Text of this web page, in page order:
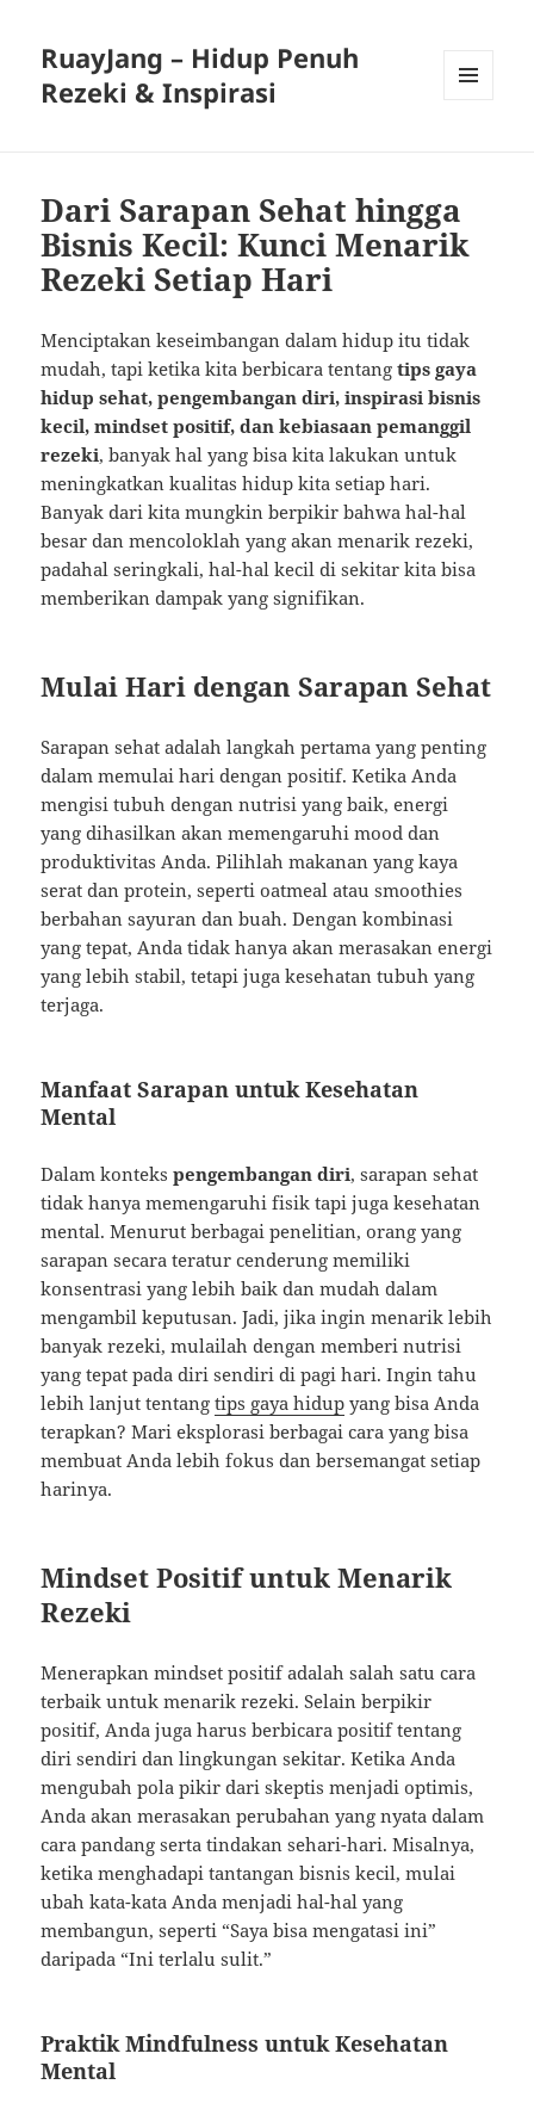
RuayJang – Hidup Penuh
Rezeki & Inspirasi
Dari Sarapan Sehat hingga
Bisnis Kecil: Kunci Menarik
Rezeki Setiap Hari
Menciptakan keseimbangan dalam hidup itu tidak
mudah, tapi ketika kita berbicara tentangtips gaya
hidup sehat, pengembangan diri, inspirasi bisnis
kecil, mindset positif, dan kebiasaan pemanggil
rezeki, banyak hal yang bisa kita lakukan untuk
meningkatkan kualitas hidup kita setiap hari.
Banyak dari kita mungkin berpikir bahwa hal-hal
besar dan mencoloklah yang akan menarik rezeki,
padahal seringkali, hal-hal kecil di sekitar kita bisa
memberikan dampak yang signifikan.
Mulai Hari dengan Sarapan Sehat
Sarapan sehat adalah langkah pertama yang penting
dalam memulai hari dengan positif. Ketika Anda
mengisi tubuh dengan nutrisi yang baik, energi
yang dihasilkan akan memengaruhi mood dan
produktivitas Anda. Pilihlah makanan yang kaya
serat dan protein, seperti oatmeal atau smoothies
berbahan sayuran dan buah. Dengan kombinasi
yang tepat, Anda tidak hanya akan merasakan energi
yang lebih stabil, tetapi juga kesehatan tubuh yang
terjaga.
Manfaat Sarapan untuk Kesehatan
Mental
Dalam kontekspengembangan diri, sarapan sehat
tidak hanya memengaruhi fisik tapi juga kesehatan
mental. Menurut berbagai penelitian, orang yang
sarapan secara teratur cenderung memiliki
konsentrasi yang lebih baik dan mudah dalam
mengambil keputusan. Jadi, jika ingin menarik lebih
banyak rezeki, mulailah dengan memberi nutrisi
yang tepat pada diri sendiri di pagi hari. Ingin tahu
lebih lanjut tentangtips gaya hidup yang bisa Anda
terapkan? Mari eksplorasi berbagai cara yang bisa
membuat Anda lebih fokus dan bersemangat setiap
harinya.
Mindset Positif untuk Menarik
Rezeki
Menerapkan mindset positif adalah salah satu cara
terbaik untuk menarik rezeki. Selain berpikir
positif, Anda juga harus berbicara positif tentang
diri sendiri dan lingkungan sekitar. Ketika Anda
mengubah pola pikir dari skeptis menjadi optimis,
Anda akan merasakan perubahan yang nyata dalam
cara pandang serta tindakan sehari-hari. Misalnya,
ketika menghadapi tantangan bisnis kecil, mulai
ubah kata-kata Anda menjadi hal-hal yang
membangun, seperti “Saya bisa mengatasi ini”
daripada “Ini terlalu sulit.”
Praktik Mindfulness untuk Kesehatan
Mental